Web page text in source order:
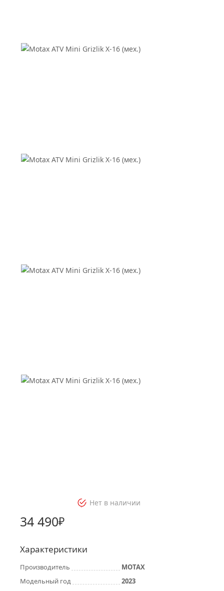
Нет в наличии
34 490₽
Характеристики
Производитель
MOTAX
Модельный год
2023